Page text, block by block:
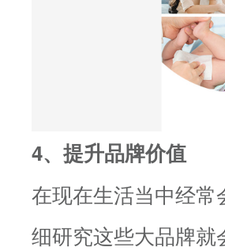
4、提升品牌价值
在现在生活当中经
细研究这些大品牌